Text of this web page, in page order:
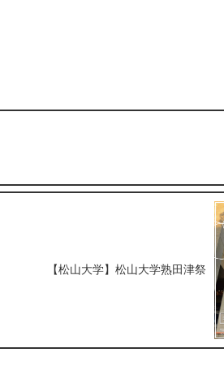
【松山大学】松山大学熟田津祭